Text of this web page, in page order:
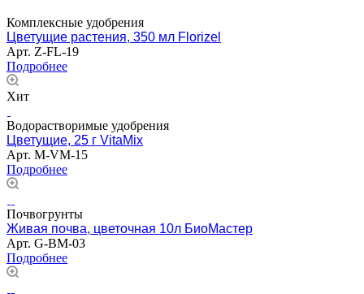
Комплексные удобрения
Цветущие растения, 350 мл Florizel
Арт. Z-FL-19
Подробнее
Хит
Водорастворимые удобрения
Цветущие, 25 г VitaMix
Арт. M-VM-15
Подробнее
Почвогрунты
Живая почва, цветочная 10л БиоМастер
Арт. G-BM-03
Подробнее